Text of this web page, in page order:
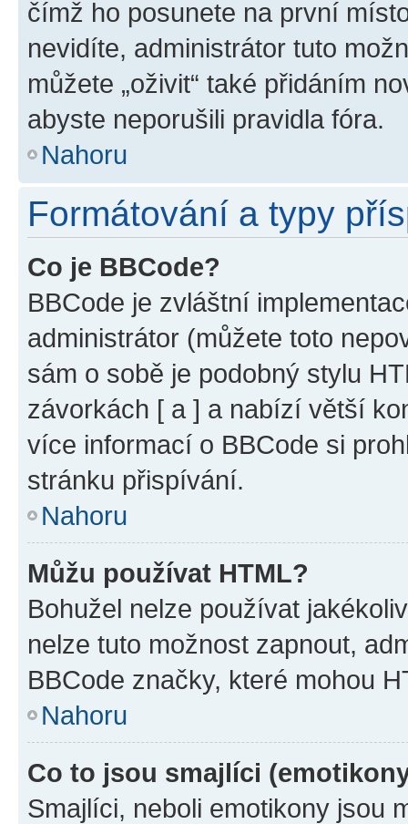
čímž ho posunete na první
nevidíte, administrátor tuto
můžete „oživit“ také přidáním
abyste neporušili pravidla fóra.
Nahoru
Formátování a typy
Co je BBCode?
BBCode je zvláštní
administrátor (můžete toto
sám o sobě je podobný stylu
závorkách [ a ] a nabízí větší
více informací o BBCode si
stránku přispívání.
Nahoru
Můžu používat HTML?
Bohužel nelze používat
nelze tuto možnost zapnout,
BBCode značky, které mohou
Nahoru
Co to jsou smajlíci
Smajlíci, neboli emotikony jsou